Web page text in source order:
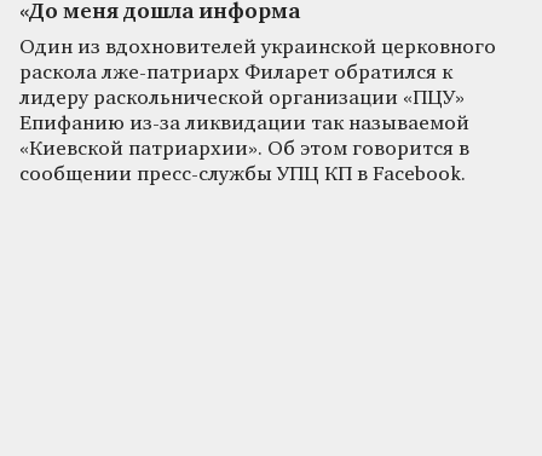
«До меня дошла информа
Один из вдохновителей украинской церковного
раскола лже-патриарх Филарет обратился к
лидеру раскольнической организации «ПЦУ»
Епифанию из-за ликвидации так называемой
«Киевской патриархии». Об этом говорится в
сообщении пресс-службы УПЦ КП в Facebook.